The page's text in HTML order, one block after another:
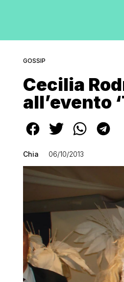
GOSSIP
Cecilia
all’evento
Chia 06/10/2013